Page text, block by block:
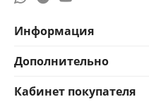
Информация
Дополнительно
Кабинет покупателя